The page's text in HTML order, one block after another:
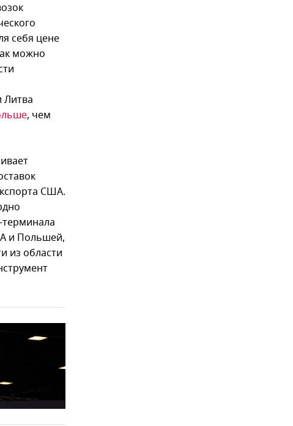
себя цене
можно
Литва
, чем
США.
и Польшей,
из области